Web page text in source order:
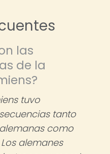
las
de la
tuvo
tanto
como
alemanes